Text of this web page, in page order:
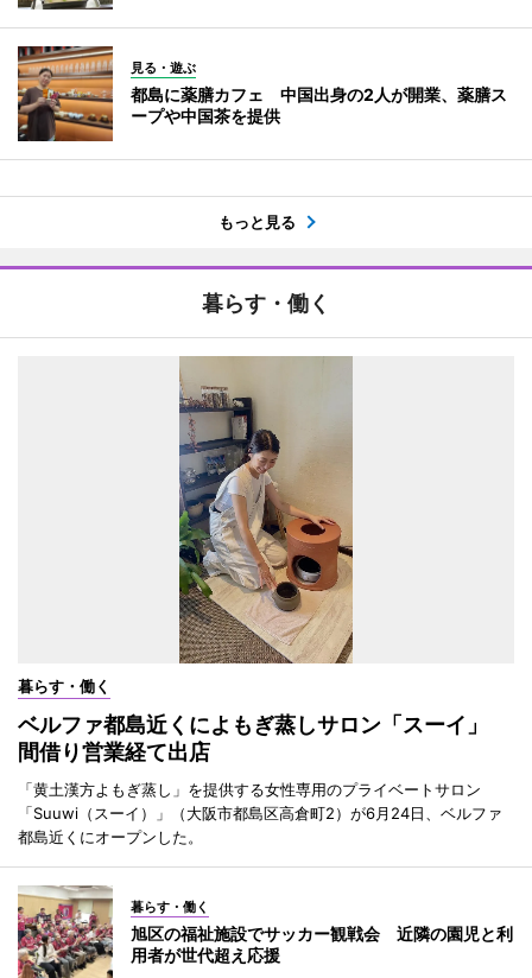
見る・遊ぶ
都島に薬膳カフェ 中国出身の2人が開業、薬膳ス
ープや中国茶を提供
もっと見る
暮らす・働く
暮らす・働く
ベルファ都島近くによもぎ蒸しサロン「スーイ」
間借り営業経て出店
「黄土漢方よもぎ蒸し」を提供する女性専用のプライベートサロン
「Suuwi（スーイ）」（大阪市都島区高倉町2）が6月24日、ベルファ
都島近くにオープンした。
暮らす・働く
旭区の福祉施設でサッカー観戦会 近隣の園児と利
用者が世代超え応援